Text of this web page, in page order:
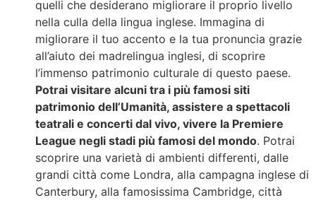
quelli che desiderano migliorare il proprio livello
nella culla della lingua inglese. Immagina di
migliorare il tuo accento e la tua pronuncia grazie
all’aiuto dei madrelingua inglesi, di scoprire
l’immenso patrimonio culturale di questo paese.
Potrai visitare alcuni tra i più famosi siti
patrimonio dell’Umanità, assistere a spettacoli
teatrali e concerti dal vivo, vivere la Premiere
League negli stadi più famosi del mondo. Potrai
scoprire una varietà di ambienti differenti, dalle
grandi città come Londra, alla campagna inglese di
Canterbury, alla famosissima Cambridge, città